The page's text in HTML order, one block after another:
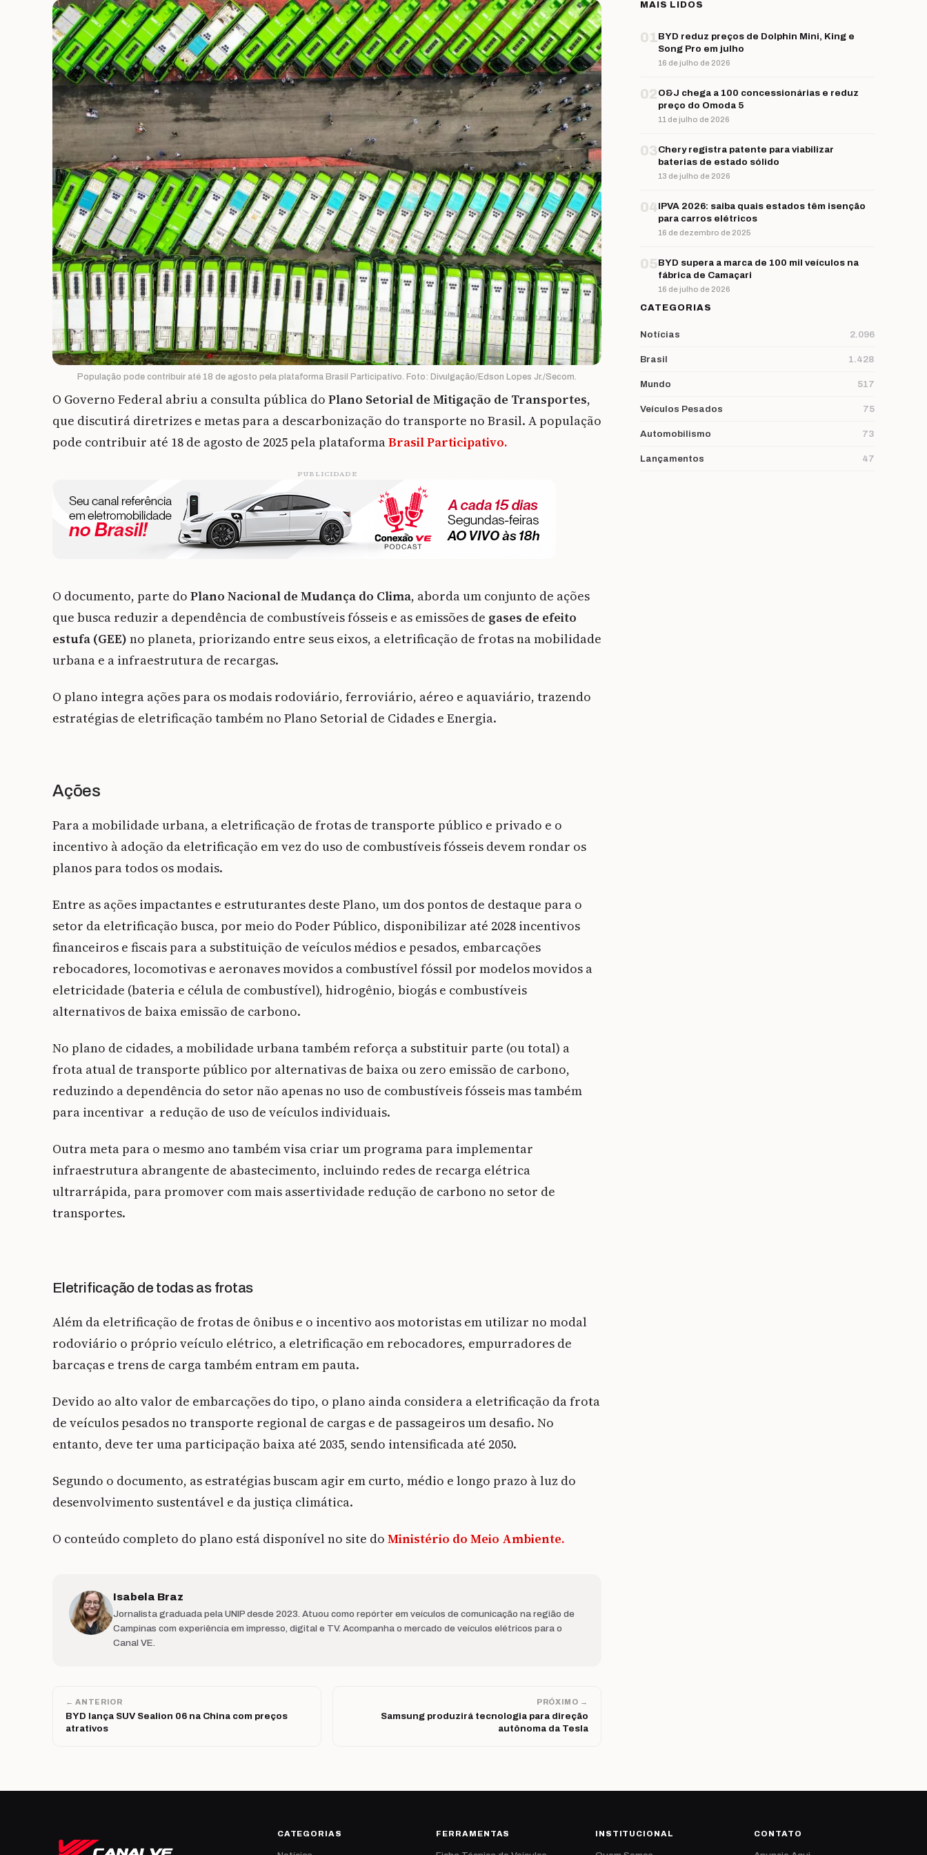
População pode contribuir até 18 de agosto pela plataforma Brasil Participativo. Foto: Divulgação/Edson Lopes Jr./Secom.
O Governo Federal abriu a consulta pública do Plano Setorial de Mitigação de Transportes,
que discutirá diretrizes e metas para a descarbonização do transporte no Brasil. A população
pode contribuir até 18 de agosto de 2025 pela plataformaBrasil Participativo.
PUBLICIDADE
O documento, parte do Plano Nacional de Mudança do Clima, aborda um conjunto de ações
que busca reduzir a dependência de combustíveis fósseis e as emissões de gases de efeito
estufa (GEE) no planeta, priorizando entre seus eixos, a eletrificação de frotas na mobilidade
urbana e a infraestrutura de recargas.
O plano integra ações para os modais rodoviário, ferroviário, aéreo e aquaviário, trazendo
estratégias de eletrificação também no Plano Setorial de Cidades e Energia.
Ações
Para a mobilidade urbana, a eletrificação de frotas de transporte público e privado e o
incentivo à adoção da eletrificação em vez do uso de combustíveis fósseis devem rondar os
planos para todos os modais.
Entre as ações impactantes e estruturantes deste Plano, um dos pontos de destaque para o
setor da eletrificação busca, por meio do Poder Público, disponibilizar até 2028 incentivos
financeiros e fiscais para a substituição de veículos médios e pesados, embarcações
rebocadores, locomotivas e aeronaves movidos a combustível fóssil por modelos movidos a
eletricidade (bateria e célula de combustível), hidrogênio, biogás e combustíveis
alternativos de baixa emissão de carbono.
No plano de cidades, a mobilidade urbana também reforça a substituir parte (ou total) a
frota atual de transporte público por alternativas de baixa ou zero emissão de carbono,
reduzindo a dependência do setor não apenas no uso de combustíveis fósseis mas também
para incentivar a redução de uso de veículos individuais.
Outra meta para o mesmo ano também visa criar um programa para implementar
infraestrutura abrangente de abastecimento, incluindo redes de recarga elétrica
ultrarrápida, para promover com mais assertividade redução de carbono no setor de
transportes.
Eletrificação de todas as frotas
Além da eletrificação de frotas de ônibus e o incentivo aos motoristas em utilizar no modal
rodoviário o próprio veículo elétrico, a eletrificação em rebocadores, empurradores de
barcaças e trens de carga também entram em pauta.
Devido ao alto valor de embarcações do tipo, o plano ainda considera a eletrificação da frota
de veículos pesados no transporte regional de cargas e de passageiros um desafio. No
entanto, deve ter uma participação baixa até 2035, sendo intensificada até 2050.
Segundo o documento, as estratégias buscam agir em curto, médio e longo prazo à luz do
desenvolvimento sustentável e da justiça climática.
O conteúdo completo do plano está disponível no site do Ministério do Meio Ambiente.
Isabela Braz
Jornalista graduada pela UNIP desde 2023. Atuou como repórter em veículos de comunicação na região de
Campinas com experiência em impresso, digital e TV. Acompanha o mercado de veículos elétricos para o
Canal VE.
← ANTERIOR
BYD lança SUV Sealion 06 na China com preços
atrativos
PRÓXIMO →
Samsung produzirá tecnologia para direção
autônoma da Tesla
MAIS LIDOS
01BYD reduz preços de Dolphin Mini, King e
Song Pro em julho
16 de julho de 2026
02 O&J chega a 100 concessionárias e reduz
preço do Omoda 5
11 de julho de 2026
03Chery registra patente para viabilizar
baterias de estado sólido
13 de julho de 2026
04IPVA 2026: saiba quais estados têm isenção
para carros elétricos
16 de dezembro de 2025
05BYD supera a marca de 100 mil veículos na
fábrica de Camaçari
16 de julho de 2026
CATEGORIAS
Notícias 2.096
Brasil 1.428
Mundo 517
Veículos Pesados 75
Automobilismo 73
Lançamentos 47
CATEGORIAS FERRAMENTAS INSTITUCIONAL CONTATO